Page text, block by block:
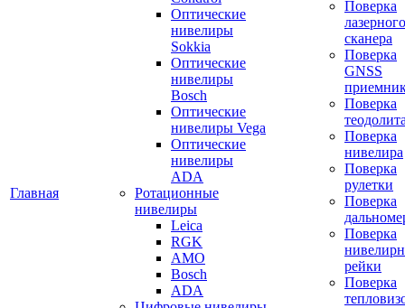
Главная
Оптические
нивелиры
Sokkia
Оптические
нивелиры
Bosch
Оптические
нивелиры Vega
Оптические
нивелиры
ADA
Ротационные
нивелиры
Leica
RGK
AMO
Bosch
ADA
Поверка
лазерного
сканера
Поверка
GNSS
Поверка
Поверка
нивелира
Поверка
рулетки
Поверка
Поверка
рейки
Поверка